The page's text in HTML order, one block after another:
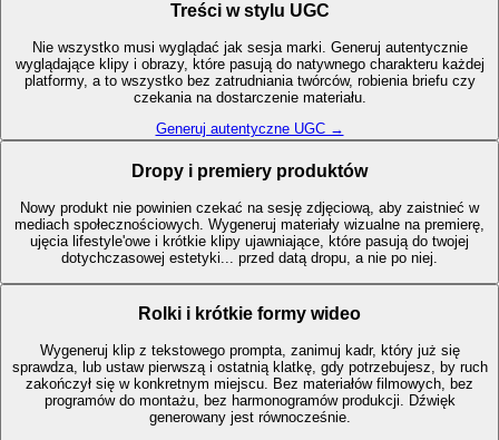
Treści w stylu UGC
Nie wszystko musi wyglądać jak sesja marki. Generuj autentycznie
wyglądające klipy i obrazy, które pasują do natywnego charakteru każdej
platformy, a to wszystko bez zatrudniania twórców, robienia briefu czy
czekania na dostarczenie materiału.
Generuj autentyczne UGC →
Dropy i premiery produktów
Nowy produkt nie powinien czekać na sesję zdjęciową, aby zaistnieć w
mediach społecznościowych. Wygeneruj materiały wizualne na premierę,
ujęcia lifestyle'owe i krótkie klipy ujawniające, które pasują do twojej
dotychczasowej estetyki... przed datą dropu, a nie po niej.
Rolki i krótkie formy wideo
Wygeneruj klip z tekstowego prompta, zanimuj kadr, który już się
sprawdza, lub ustaw pierwszą i ostatnią klatkę, gdy potrzebujesz, by ruch
zakończył się w konkretnym miejscu. Bez materiałów filmowych, bez
programów do montażu, bez harmonogramów produkcji. Dźwięk
generowany jest równocześnie.